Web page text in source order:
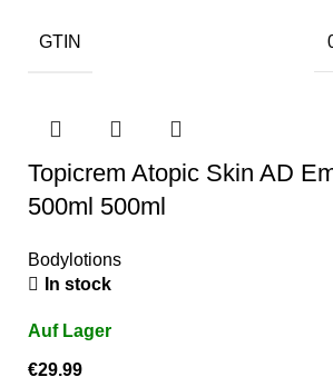
GTIN
Topicrem Atopic Skin AD
500ml 500ml
Bodylotions
In stock
€29.99